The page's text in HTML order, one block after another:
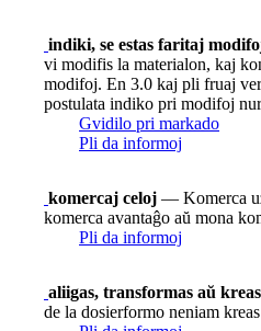
indiki, se estas faritaj
vi modifis la materialon, kaj
modifoj. En 3.0 kaj pli fruaj
postulata indiko pri modifoj
Gvidilo pri markado
Pli da informoj
komercaj celoj — Komerca
komerca avantaĝo aŭ mona
Pli da informoj
aliigas, transformas aŭ
de la dosierformo neniam